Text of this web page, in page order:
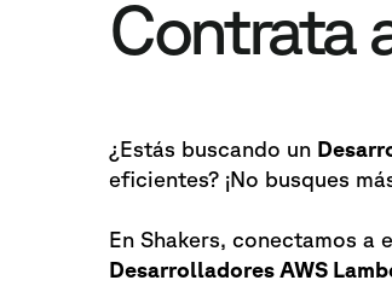
Contrata
¿Estás buscando un
eficientes? ¡No busques
En Shakers, conectamos a
Desarrolladores AWS